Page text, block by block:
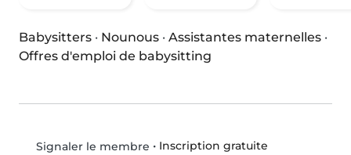
Babysitters · Nounous · Assistantes maternelles ·
Offres d'emploi de babysitting
Signaler le membre • Inscription gratuite